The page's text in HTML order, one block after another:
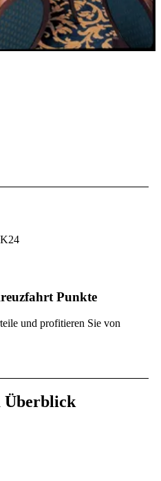
Punkte
und profitieren Sie von
Überblick